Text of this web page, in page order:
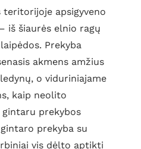
apsigyveno
iš šiaurės elnio ragų
Prekyba
akmens amžius
o viduriniajame
kaip neolito
prekybos
prekyba su
vis dėlto aptikti